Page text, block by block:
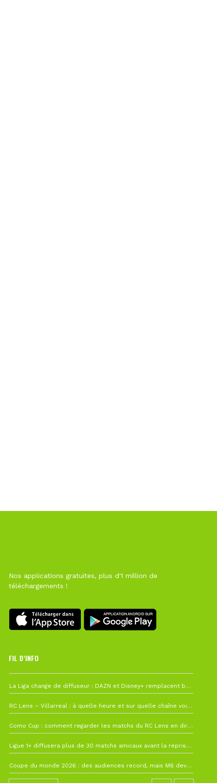
Nos applications gratuites, plus d'1 million de
téléchargements !
FIL D’INFO
La Liga change de diffuseur : DAZN et Disney+ remplacent beIN Sports !
RC Lens – Villarreal : à quelle heure et sur quelle chaîne voir la finale de la Como Cup ?
Como Cup : comment regarder les matchs du RC Lens en direct ?
Ligue 1+ diffusera plus de 30 matchs amicaux avant la reprise de la Ligue 1
Coupe du monde 2026 : des audiences record, mais M6 devrait perdre très gros !